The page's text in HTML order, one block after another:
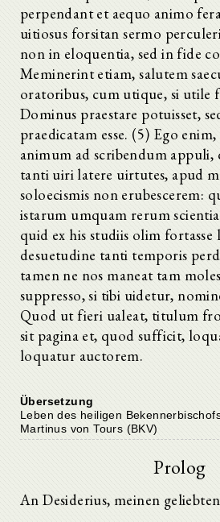
perpendant et aequo animo
uitiosus forsitan sermo
non in eloquentia, sed in fide
Meminerint etiam, salutem
oratoribus, cum utique, si utile
Dominus praestare potuisset,
praedicatam esse. (5) Ego
animum ad scribendum appuli,
tanti uiri latere uirtutes, apud
soloecismis non erubescerem:
istarum umquam rerum
quid ex his studiis olim fortasse
desuetudine tanti temporis
tamen ne nos maneat tam
suppresso, si tibi uidetur,
Quod ut fieri ualeat, titulum
sit pagina et, quod sufficit,
loquatur auctorem.
Übersetzung
Leben des heiligen
Martinus von Tours (BKV)
Prolog
An Desiderius, meinen